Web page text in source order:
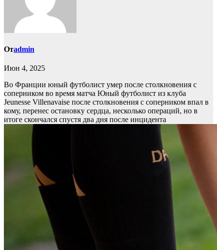
Отadmin
Июн 4, 2025
Во Франции юный футболист умер после столкновения с
соперником во время матча Юный футболист из клуба
Jeunesse Villenavaise после столкновения с соперником впал в
кому, перенес остановку сердца, несколько операций, но в
итоге скончался спустя два дня после инцидента